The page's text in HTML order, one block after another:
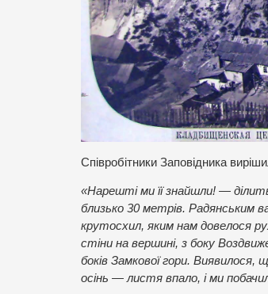
Співробітники Заповідника
«Нарешті ми її знайшли! —
близько 30 метрів. Радянським
крутосхил, яким нам довелося
стіни на вершині, з боку
боків Замкової гори.
осінь — листя впало, і ми